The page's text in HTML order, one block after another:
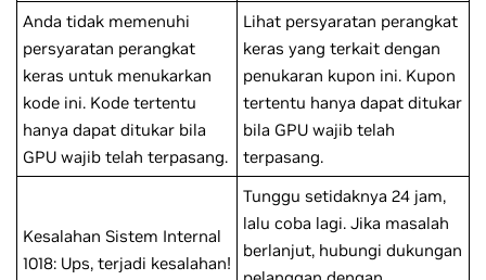
Anda tidak memenuhi
persyaratan perangkat
keras untuk menukarkan
kode ini. Kode tertentu
hanya dapat ditukar bila
GPU wajib telah terpasang.
Lihat persyaratan perangkat
keras yang terkait dengan
penukaran kupon ini. Kupon
tertentu hanya dapat ditukar
bila GPU wajib telah
terpasang.
Kesalahan Sistem Internal
1018: Ups, terjadi kesalahan!
Tunggu setidaknya 24 jam,
lalu coba lagi. Jika masalah
berlanjut, hubungi dukungan